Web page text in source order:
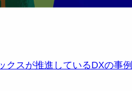
スが推進しているDXの事